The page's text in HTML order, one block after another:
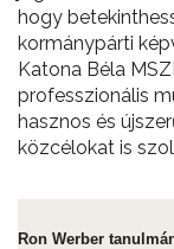
hogy
kormánypárti
Katona Béla
professzionális
hasznos és
közcélokat is
Ron Werber